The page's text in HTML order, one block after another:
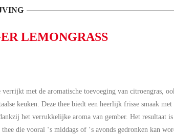
LEMONGRASS
verrijkt met de aromatische toevoeging van citroengras,
keuken. Deze thee biedt een heerlijk frisse smaak met
het verrukkelijke aroma van gember. Het resultaat is
die vooral ‘s middags of ‘s avonds gedronken kan